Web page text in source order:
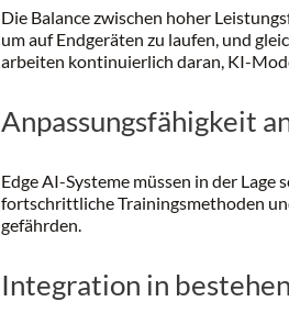
Die Balance zwischen hoher
um auf Endgeräten zu laufen, und
arbeiten kontinuierlich daran, KI-
Anpassungsfähigkeit
Edge AI-Systeme müssen in der
fortschrittliche Trainingsmethoden
gefährden.
Integration in